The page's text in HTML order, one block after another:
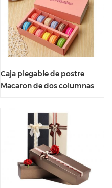
Caja plegable de postre
Macaron de dos columnas